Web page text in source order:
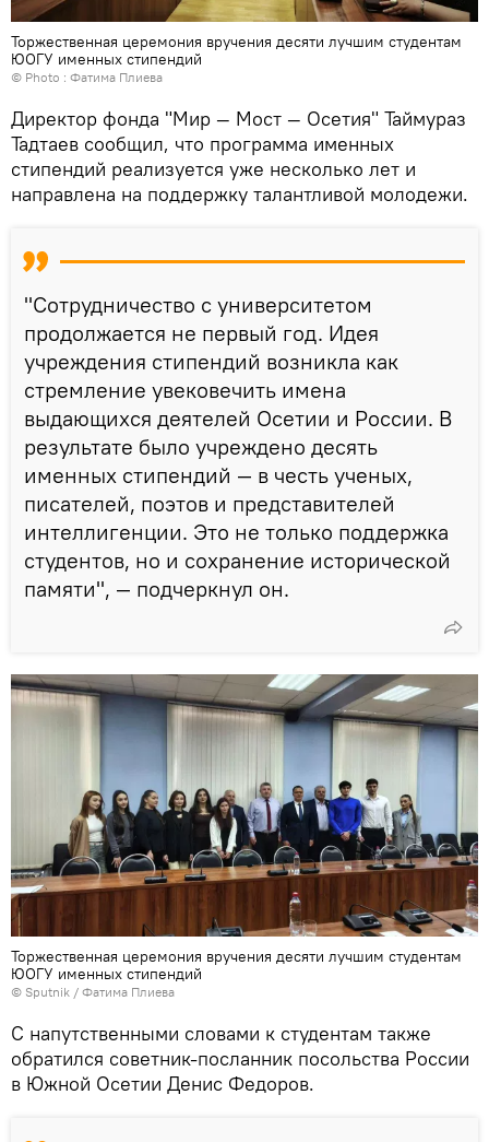
Торжественная церемония вручения десяти лучшим студентам
ЮОГУ именных стипендий
© Photo : Фатима Плиева
Директор фонда "Мир — Мост — Осетия" Таймураз
Тадтаев сообщил, что программа именных
стипендий реализуется уже несколько лет и
направлена на поддержку талантливой молодежи.
"Сотрудничество с университетом
продолжается не первый год. Идея
учреждения стипендий возникла как
стремление увековечить имена
выдающихся деятелей Осетии и России. В
результате было учреждено десять
именных стипендий — в честь ученых,
писателей, поэтов и представителей
интеллигенции. Это не только поддержка
студентов, но и сохранение исторической
памяти", — подчеркнул он.
Торжественная церемония вручения десяти лучшим студентам
ЮОГУ именных стипендий
© Sputnik / Фатима Плиева
С напутственными словами к студентам также
обратился советник-посланник посольства России
в Южной Осетии Денис Федоров.